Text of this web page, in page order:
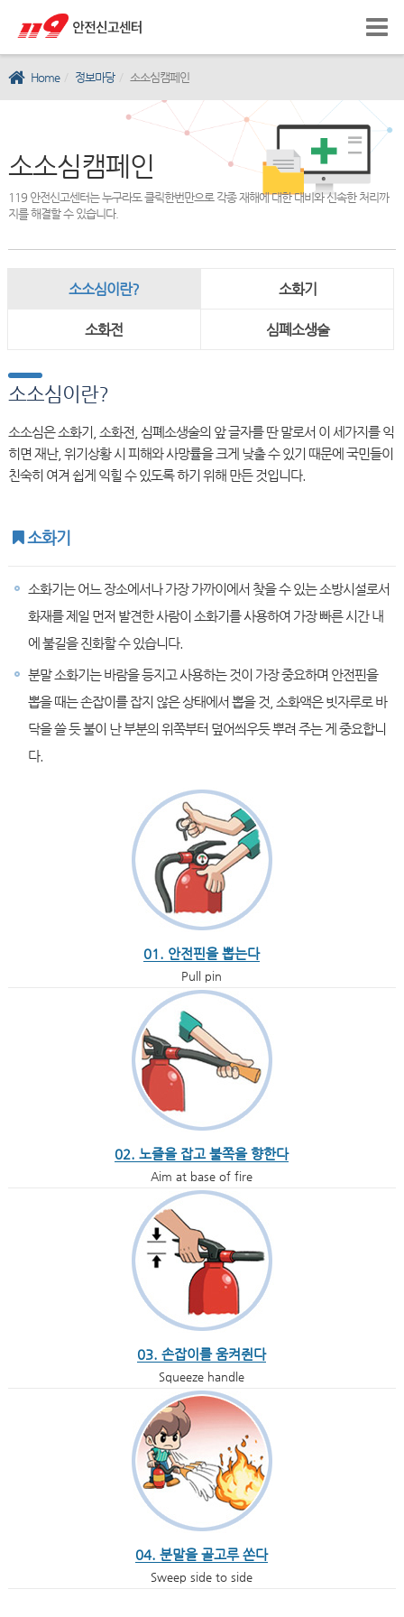
Home 정보마당 소소심캠페인
소소심캠페인
119 안전신고센터는 누구라도 클릭한번만으로 각종 재해에 대한 대비와 신속한 처리까
지를 해결할 수 있습니다.
소소심이란? 소화기
소화전 심폐소생술
소소심이란?
소소심은 소화기, 소화전, 심폐소생술의 앞 글자를 딴 말로서 이 세가지를 익
히면 재난, 위기상황 시 피해와 사망률을 크게 낮출 수 있기 때문에 국민들이
친숙히 여겨 쉽게 익힐 수 있도록 하기 위해 만든 것입니다.
소화기
소화기는 어느 장소에서나 가장 가까이에서 찾을 수 있는 소방시설로서
화재를 제일 먼저 발견한 사람이 소화기를 사용하여 가장 빠른 시간 내
에 불길을 진화할 수 있습니다.
분말 소화기는 바람을 등지고 사용하는 것이 가장 중요하며 안전핀을
뽑을 때는 손잡이를 잡지 않은 상태에서 뽑을 것, 소화액은 빗자루로 바
닥을 쓸 듯 불이 난 부분의 위쪽부터 덮어씌우듯 뿌려 주는 게 중요합니
다.
01. 안전핀을 뽑는다
Pull pin
02. 노즐을 잡고 불쪽을 향한다
Aim at base of fire
03. 손잡이를 움켜쥔다
Squeeze handle
04. 분말을 골고루 쏜다
Sweep side to side